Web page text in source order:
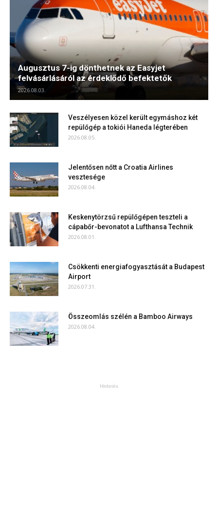
Augusztus 7-ig dönthetnek az Easyjet
felvásárlásáról az érdeklődő befektetők
2026.08.03.
Veszélyesen közel került egymáshoz két
repülőgép a tokiói Haneda légterében
2026.08.05.
Jelentősen nőtt a Croatia Airlines
vesztesége
2026.08.04.
Keskenytörzsű repülőgépen teszteli a
cápabőr-bevonatot a Lufthansa Technik
2026.08.01.
Csökkenti energiafogyasztását a Budapest
Airport
2026.07.31.
Összeomlás szélén a Bamboo Airways
2026.08.04.
Hirdetés